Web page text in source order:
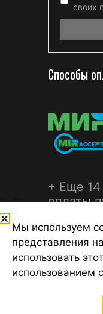
своих
Способы
+ Еще 14
оплаты
©2026 Турагентство
Мы используем
представления
использовать
использованием